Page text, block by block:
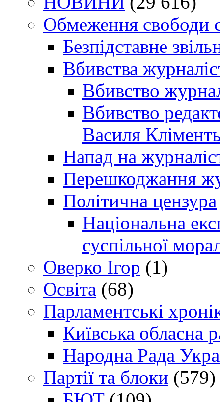
Обмеження свободи
Безпідставне
Вбивства
Вбивство
Вбивство
Василя
Напад на
Перешкоджання
Політична цензура
Національна
суспільної
Оверко Ігор (1)
Освіта (68)
Парламентські
Київська обласна
Народна Рада
Партії та блоки (579)